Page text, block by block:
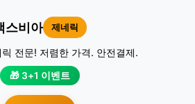
스비아 제네릭
전문! 저렴한 가격. 안전결제.
🎁 3+1 이벤트